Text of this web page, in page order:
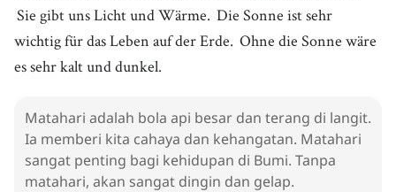
Sie gibt uns Licht und Wärme. Die Sonne ist sehr
wichtig für das Leben auf der Erde. Ohne die Sonne wäre
es sehr kalt und dunkel.
Matahari adalah bola api besar dan terang di langit.
Ia memberi kita cahaya dan kehangatan. Matahari
sangat penting bagi kehidupan di Bumi. Tanpa
matahari, akan sangat dingin dan gelap.